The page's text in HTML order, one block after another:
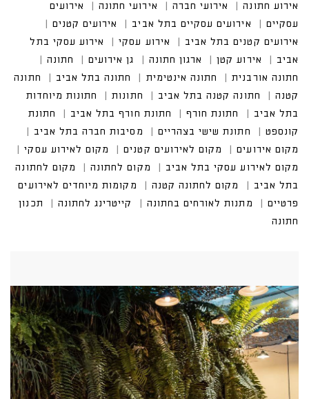
אירוע חתונה אירועי חברה אירועי חתונה
אירועים
עסקיים
אירועים עסקיים בתל אביב
אירועים קטנים
אירועים קטנים בתל אביב
אירוע עסקי
אירוע עסקי בתל
אביב
אירוע קטן ארגון חתונה גן אירועים
חתונה
חתונה אורבנית
חתונה אינטימית חתונה בתל אביב
חתונה
קטנה
חתונה קטנה בתל אביב חתונות
חתונות מיוחדות
בתל אביב
חתונת חורף חתונת חורף בתל אביב
חתונת
קונספט
חתונת שישי בצהריים
מסיבות חברה בתל אביב
מקום אירועים
מקום לאירועים קטנים
מקום לאירוע עסקי
מקום לאירוע עסקי בתל אביב
מקום לחתונה
מקום לחתונה
בתל אביב
מקום לחתונה קטנה
מקומות מיוחדים לאירועים
פרטיים
מתנות לאורחים בחתונה קייטרינג לחתונה
תכנון
חתונה